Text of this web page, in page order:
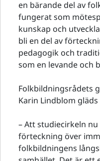
en bärande del av
fungerat som
kunskap och
bli en del av
pedagogik och
som en levande och
Folkbildningsrådets
Karin Lindblom
– Att studiecirkeln nu
förteckning över
folkbildningens